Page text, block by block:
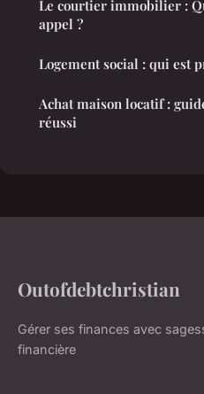
Le courtier immobilier :
appel ?
Logement social : qui est
Achat maison locatif :
réussi
Outofdebtchristian
Gérer ses finances avec
financière